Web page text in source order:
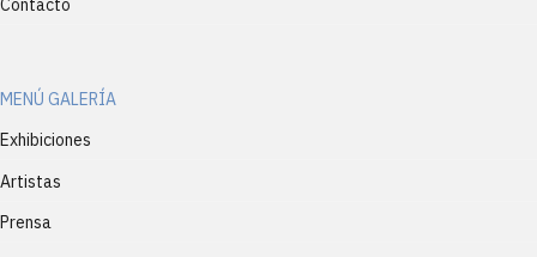
Contacto
MENÚ GALERÍA
Exhibiciones
Artistas
Prensa